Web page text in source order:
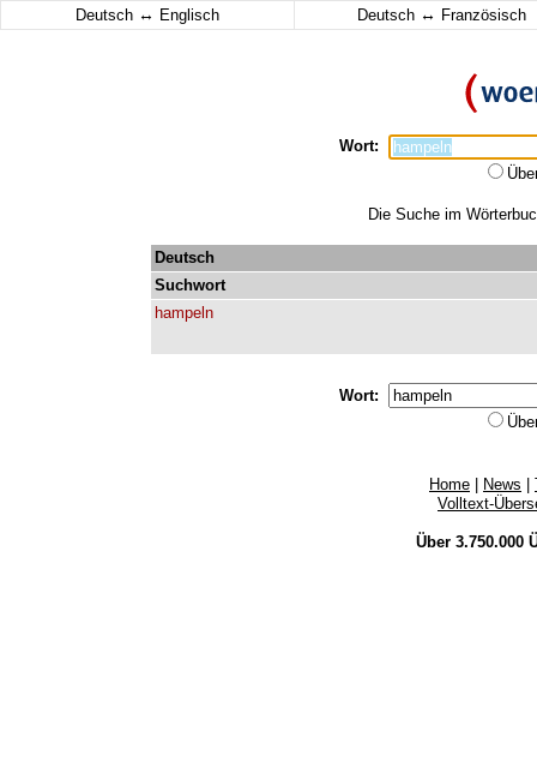
Deutsch ↔ Englisch Deutsch ↔ Französisch
Wort:
Die Suche im
Deutsch
Suchwort
hampeln
Wort:
Home News
Volltext-
Über 3.750.000